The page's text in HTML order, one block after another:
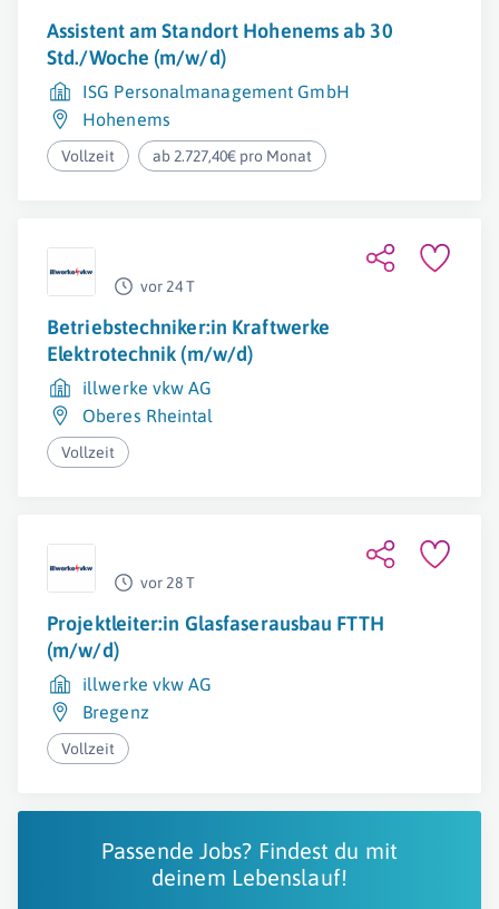
Assistent am Standort Hohenems ab 30
Std./Woche (m/w/d)
ISG Personalmanagement GmbH
Hohenems
Vollzeit ab 2.727,40€ pro Monat
vor 24 T
Betriebstechniker:in Kraftwerke
Elektrotechnik (m/w/d)
illwerke vkw AG
Oberes Rheintal
Vollzeit
vor 28 T
Projektleiter:in Glasfaserausbau FTTH
(m/w/d)
illwerke vkw AG
Bregenz
Vollzeit
Passende Jobs? Findest du mit
deinem Lebenslauf!